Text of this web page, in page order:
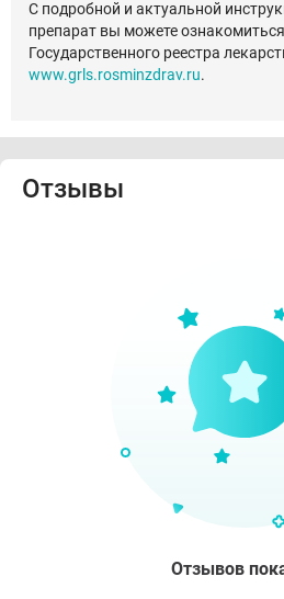
С подробной и актуальной
препарат вы можете
Государственного реестра
www.grls.rosminzdrav.ru.
Отзывы
Отзывов